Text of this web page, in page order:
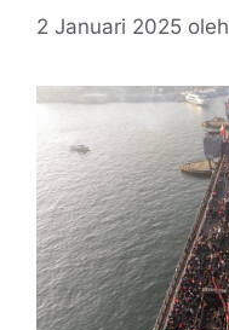
2 Januari 2025 oleh